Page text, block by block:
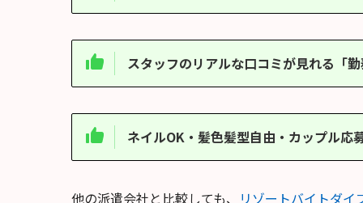
スタッフのリアルな口コミが見れる「
ネイルOK・髪色髪型自由・カップル応
他の派遣会社と比較しても、 リゾートバイトダイ